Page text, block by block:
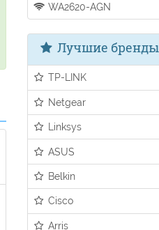
WA2620-AGN
Лучшие бренды
TP-LINK
Netgear
Linksys
ASUS
Belkin
Cisco
Arris